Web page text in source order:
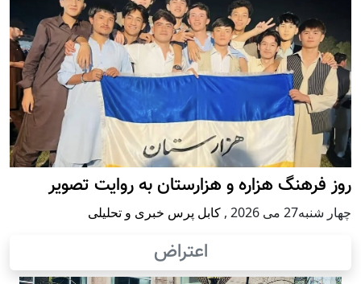
روز فرهنگ هزاره و هزارستان به روایت تصویر
چهار شنبه27 می 2026 , کابل پرس خبری و تحلیلی
اعتراض